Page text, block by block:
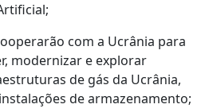
com a Ucrânia para
modernizar e explorar
de gás da Ucrânia,
de armazenamento;